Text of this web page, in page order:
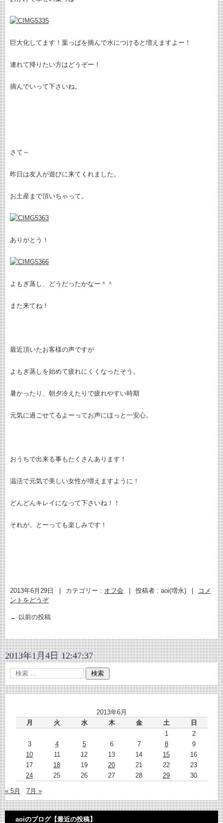
巨大化してます！葉っぱを摘んで水につけると増えますよー！
連れて帰りたい方はどうぞー！
摘んでいって下さいね。
さて～
昨日は友人が遊びに来てくれました。
お土産まで頂いちゃって。
ありがとう！
よもぎ蒸し、どうだったかなー＾＾
また来てね！
最近頂いたお客様の声ですが
よもぎ蒸しを始めて疲れにくくなったそう。
暑かったり、朝夕冷えたりで疲れやすい時期
元気に過ごせてるよーってお声にほっと一安心。
おうちで出来る事もたくさんあります！
温活で元気で美しい女性が増えますように！
どんどんキレイになって下さいね！！
それが、とーっても楽しみです！
2013年6月29日 カテゴリー : オフ会 投稿者 : aoi(増永)
コメ
ントをどうぞ
← 以前の投稿
2013年1月4日 12:47:37
2013年6月
月
火 水 木 金 土
日
1
2
3
4 5 6 7 8
9
10
11 12 13 14 15
16
17
18 19 20 21 22
23
24
25 26 27 28 29 30
« 5月 7月 »
aoiのブログ【最近の投稿】